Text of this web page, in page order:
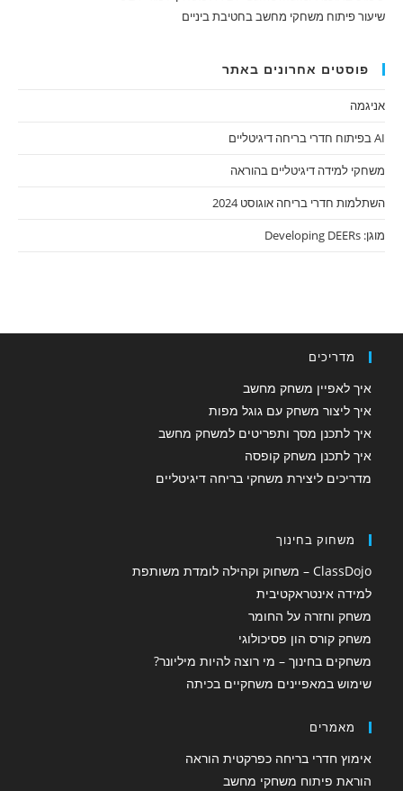
שיעור פיתוח משחקי מחשב בחטיבת ביניים
פוסטים אחרונים באתר
אניגמה
AI בפיתוח חדרי בריחה דיגיטליים
משחקי למידה דיגיטליים בהוראה
השתלמות חדרי בריחה אוגוסט 2024
מוגן: Developing DEERs
מדריכים
איך לאפיין משחק מחשב
איך ליצור משחק עם גוגל מפות
איך לתכנן מסך ותפריטים למשחק מחשב
איך לתכנן משחק קופסה
מדריכים ליצירת משחקי בריחה דיגיטליים
משחוק בחינוך
ClassDojo – משחוק וקהילה לומדת משותפת
למידה אינטראקטיבית
משחק וחזרה על החומר
משחק קורס הון פסיכולוגי
משחקים בחינוך – מי רוצה להיות מיליונר?
שימוש במאפיינים משחקיים בכיתה
מאמרים
אימוץ חדרי בריחה כפרקטית הוראה
הוראת פיתוח משחקי מחשב